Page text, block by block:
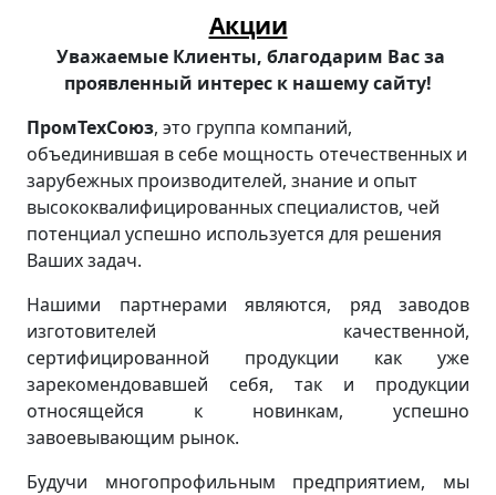
Акции
Уважаемые Клиенты, благодарим Вас за
проявленный интерес к нашему сайту!
ПромТехСоюз, это группа компаний,
объединившая в себе мощность отечественных и
зарубежных производителей, знание и опыт
высококвалифицированных специалистов, чей
потенциал успешно используется для решения
Ваших задач.
Нашими партнерами являются, ряд заводов
изготовителей качественной,
сертифицированной продукции как уже
зарекомендовавшей себя, так и продукции
относящейся к новинкам, успешно
завоевывающим рынок.
Будучи многопрофильным предприятием, мы